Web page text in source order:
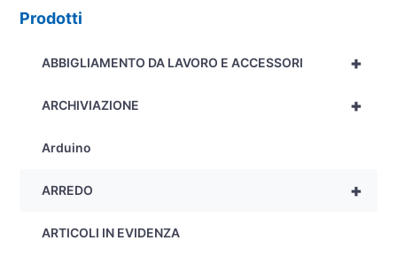
Prodotti
+
ABBIGLIAMENTO DA LAVORO E ACCESSORI
+
ARCHIVIAZIONE
Arduino
+
ARREDO
ARTICOLI IN EVIDENZA